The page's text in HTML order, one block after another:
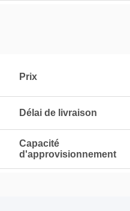
Prix
Délai de livraison
Capacité
d'approvisionnement